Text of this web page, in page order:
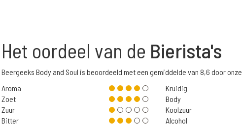
Het oordeel van de Bierista's
Beergeeks Body and Soul is beoordeeld met een gemiddelde van 8,6 door onze
Aroma
Zoet
Zuur
Bitter
Kruidig
Body
Koolzuur
Alcohol